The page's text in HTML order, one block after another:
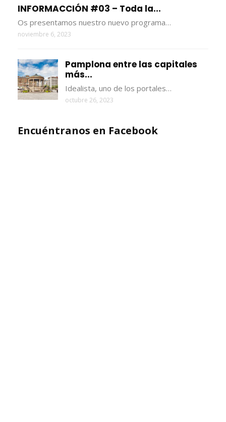
INFORMACCIÓN #03 – Toda la...
Os presentamos nuestro nuevo programa…
noviembre 6, 2023
Pamplona entre las capitales
más...
Idealista, uno de los portales…
octubre 26, 2023
Encuéntranos en Facebook